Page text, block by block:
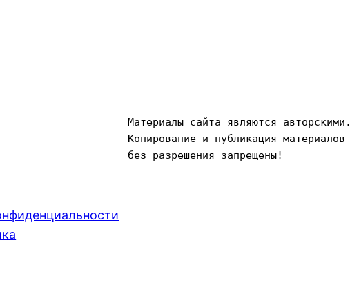
Материалы сайта являются авторскими.
Копирование и публикация материалов
без разрешения запрещены!